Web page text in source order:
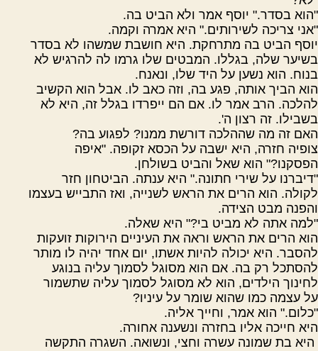
"הוא בסדר." יוסף אמר ולא הביט בה.
"אני צריכה לשירותים." היא אמרה וקמה.
יוסף הביט בה מתרחקת. היא חושבת שמשהו לא בסדר
בשיער שלה, בגללו. המבטים שלו גרמו לה להרגיש לא
בנוח. הוא נשען על היד שלו, ונאנח.
הוא הביך אותה, פגע בה, וזה כאב לו. אבל הוא הקשיב
להלכה. הרב אמר לו. אם הם ייפרדו בגלל זה, היא לא
בשבילו. זה רצון ה'.
האם זה מה שההלכה דורשת ממנו? לפגוע בה?
צופיה חזרה, היא ישבה על הכסא זקופה. "איפה
הפסקנו?" הוא שאל והביט בשולחן.
"דיברנו על שירי חתונה." היא ענתה. הביטחון חזר
לקולה. הוא הרים את הראש לשנייה, ואז התבייש בעצמו
והפנה מבט הצידה.
"למה אתה לא מביט בי?" היא שאלה.
הוא הרים את הראש וראה את העיניים הירוקות זועקות
להסבר. היא יכולה להיות אשתו, יום אחד יהיה לו מותר
להסתכל רק בה. אם הוא מסוגל לסמוך עליה בנוגע
לחינוך הילדים, הוא לא מסוגל לסמוך עליה שתשמור
על עצמה כמו שהוא שומר על עיניו?
"כלום." הוא אמר, וחייך אליה.
היא חייכה אליו בחזרה ונשענה אחורה.
היא בת שמונה עשרה וחצי, ונשואה. השגרה התקשה